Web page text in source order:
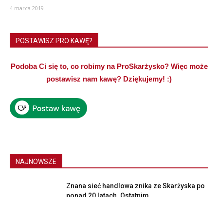
4 marca 2019
POSTAWISZ PRO KAWĘ?
Podoba Ci się to, co robimy na ProSkarżysko? Więc może
postawisz nam kawę? Dziękujemy! :)
NAJNOWSZE
Znana sieć handlowa znika ze Skarżyska po